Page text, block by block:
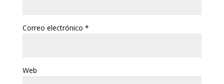
Correo electrónico *
Web